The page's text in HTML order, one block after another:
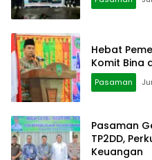
Hebat
Komit Bina
Pasaman
Pasaman
TP2DD,
Keuangan